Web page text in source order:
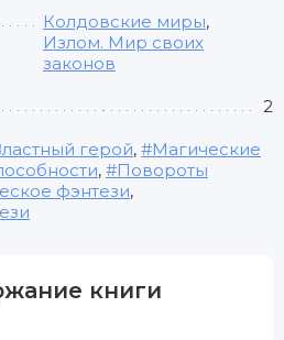
Колдовские миры,
Излом. Мир своих
законов
2
герой,
Магические
,
Повороты
фэнтези,
книги